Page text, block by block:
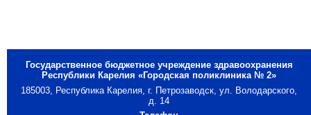
Государственное бюджетное учреждение здравоохранения
Республики Карелия «Городская поликлиника № 2»
185003, Республика Карелия, г. Петрозаводск, ул. Володарского,
д. 14